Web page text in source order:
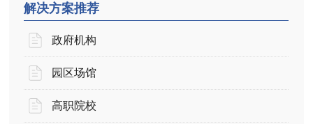
解决方案推荐
政府机构
园区场馆
高职院校